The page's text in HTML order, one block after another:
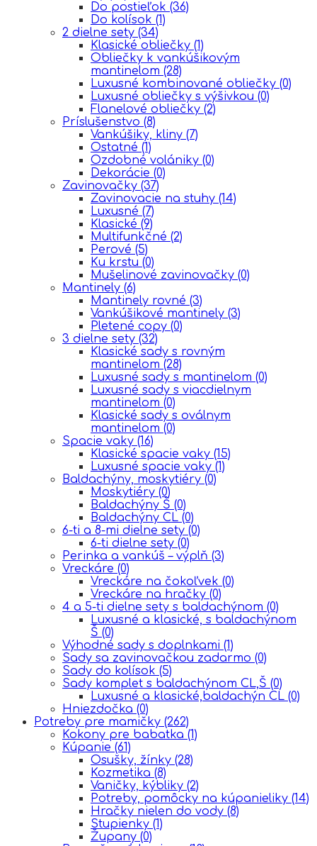
Do postieľok (36)
Do kolísok (1)
2 dielne sety (34)
Klasické obliečky (1)
Obliečky k vankúšikovým
mantinelom (28)
Luxusné kombinované obliečky (0)
Luxusné obliečky s výšivkou (0)
Flanelové obliečky (2)
Príslušenstvo (8)
Vankúšiky, kliny (7)
Ostatné (1)
Ozdobné volániky (0)
Dekorácie (0)
Zavinovačky (37)
Zavinovacie na stuhy (14)
Luxusné (7)
Klasické (9)
Multifunkčné (2)
Perové (5)
Ku krstu (0)
Mušelinové zavinovačky (0)
Mantinely (6)
Mantinely rovné (3)
Vankúšikové mantinely (3)
Pletené copy (0)
3 dielne sety (32)
Klasické sady s rovným
mantinelom (28)
Luxusné sady s mantinelom (0)
Luxusné sady s viacdielnym
mantinelom (0)
Klasické sady s oválnym
mantinelom (0)
Spacie vaky (16)
Klasické spacie vaky (15)
Luxusné spacie vaky (1)
Baldachýny, moskytiéry (0)
Moskytiéry (0)
Baldachýny Š (0)
Baldachýny CL (0)
6-ti a 8-mi dielne sety (0)
6-ti dielne sety (0)
Perinka a vankúš – výplň (3)
Vreckáre (0)
Vreckáre na čokoľvek (0)
Vreckáre na hračky (0)
4 a 5-ti dielne sety s baldachýnom (0)
Luxusné a klasické, s baldachýnom
Š (0)
Výhodné sady s doplnkami (1)
Sady sa zavinovačkou zadarmo (0)
Sady do kolísok (5)
Sady komplet s baldachýnom CL,Š (0)
Luxusné a klasické,baldachýn CL (0)
Hniezdočka (0)
Potreby pre mamičky (262)
Kokony pre babatka (1)
Kúpanie (61)
Osušky, žínky (28)
Kozmetika (8)
Vaničky, kýbliky (2)
Potreby, pomôcky na kúpanieliky (14)
Hračky nielen do vody (8)
Stupienky (1)
Župany (0)